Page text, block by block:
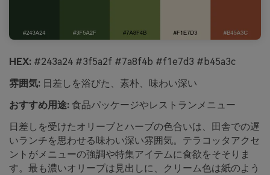
HEX: #243a24 #3f5a2f #7a8f4b #f1e7d3 #b45a3c
雰囲気: 日差しを浴びた、素朴、味わい深い
おすすめ用途: 食品パッケージやレストランメニュー
日差しを受けたオリーブとハーブの色合いは、田舎での遅
いランチを思わせる味わい深い雰囲気。テラコッタアクセ
ントがメニューの強調や特集アイテムに食欲をそそりま
す。最も濃いオリーブは見出しに、クリーム色は紙のよう